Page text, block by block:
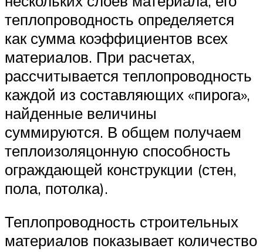
теплопроводность определяется
как сумма коэффициентов всех
материалов. При расчетах,
рассчитывается теплопроводность
каждой из составляющих «пирога»,
найденные величины
суммируются. В общем получаем
теплоизоляцонную способность
ограждающей конструкции (стен,
пола, потолка).
Теплопроводность строительных
материалов показывает количество